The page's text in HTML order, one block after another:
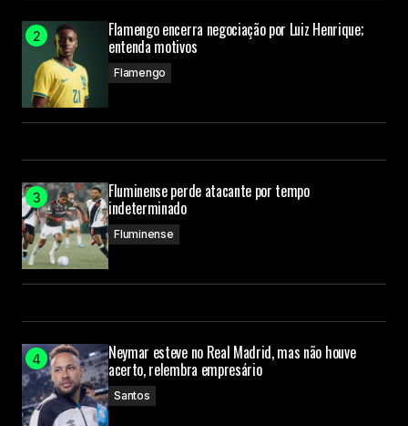
Flamengo encerra negociação por Luiz Henrique;
entenda motivos
Flamengo
Fluminense perde atacante por tempo
indeterminado
Fluminense
Neymar esteve no Real Madrid, mas não houve
acerto, relembra empresário
Santos